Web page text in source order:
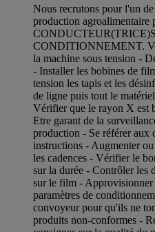
Nous recrutons pour l'un
production agroalimentaire
CONDITIONNEMENT.
la machine sous tension -
- Installer les bobines de
tension les tapis et les
de ligne puis tout le
Vérifier que le rayon X est
Etre garant de la
production - Se référer aux
instructions - Augmenter
les cadences - Vérifier le
sur la durée - Contrôler les
sur le film -
paramètres de
convoyeur pour qu'ils ne
produits non-conformes -